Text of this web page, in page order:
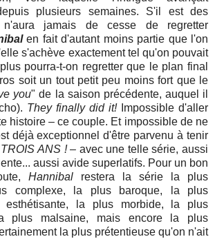
plusieurs semaines. S'il est des
jamais de cesse de regretter
en fait d'autant moins partie que l'on
s'achève exactement tel qu'on pouvait
pourra-t-on regretter que le plan final
soit un tout petit peu moins fort que le
you" de la saison précédente, auquel il
They finally did it!Impossible d'aller
histoire – ce couple. Et impossible de ne
déjà exceptionnel d'être parvenu à tenir
TROIS ANS !– avec une telle série, aussi
aussi avide superlatifs. Pour un bon
Hannibal restera la série la plus
complexe, la plus baroque, la plus
esthétisante, la plus morbide, la plus
plus malsaine, mais encore la plus
la plus prétentieuse qu'on n'ait